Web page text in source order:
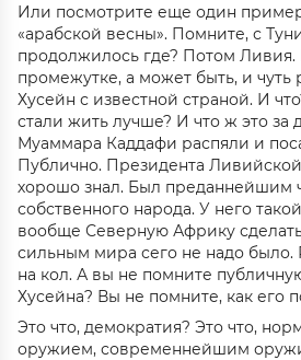
Или посмотрите еще один
«арабской весны». Помните, с
продолжилось где? Потом
промежутке, а может быть, и
Хусейн с известной страной. И
стали жить лучше? И что ж это за
Муаммара Каддафи распяли и
Публично. Президента
хорошо знал. Был преданнейшим
собственного народа. У него
вообще Северную Африку
сильным мира сего не надо было.
на кол. А вы не помните
Хусейна? Вы не помните, как его
Это что, демократия? Это что,
оружием, современнейшим